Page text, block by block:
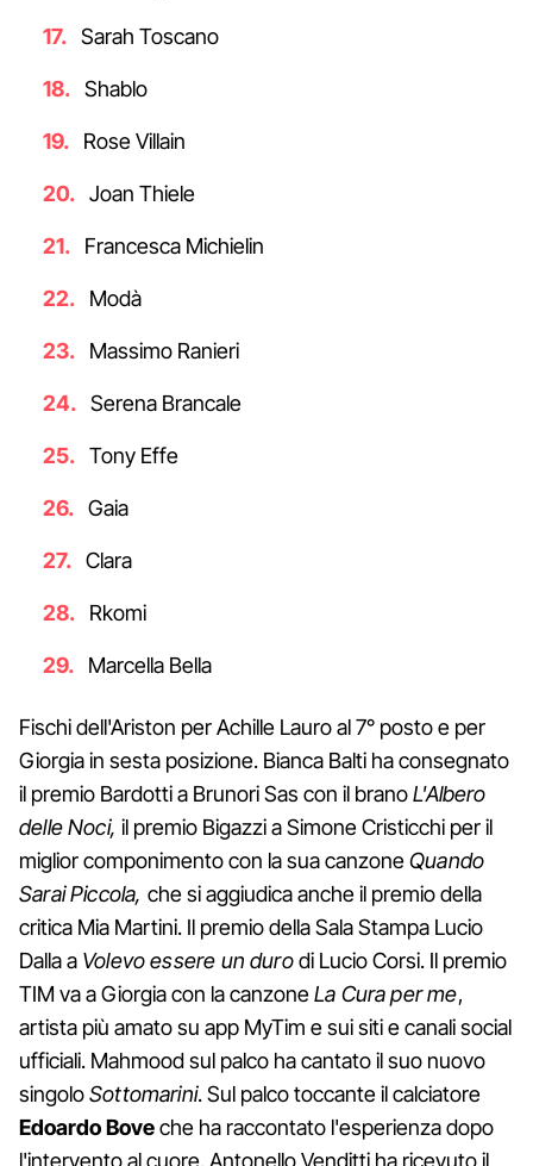
Sarah Toscano
Shablo
Rose Villain
Joan Thiele
Francesca Michielin
Modà
Massimo Ranieri
Serena Brancale
Tony Effe
Gaia
Clara
Rkomi
Marcella Bella
Fischi dell'Ariston per Achille Lauro al 7° posto e per
Giorgia in sesta posizione. Bianca Balti ha consegnato
il premio Bardotti a Brunori Sas con il branoL'Albero
delle Noci, il premio Bigazzi a Simone Cristicchi per il
miglior componimento con la sua canzoneQuando
Sarai Piccola, che si aggiudica anche il premio della
critica Mia Martini. Il premio della Sala Stampa Lucio
Dalla a Volevo essere un durodi Lucio Corsi. Il premio
TIM va a Giorgia con la canzoneLa Cura per me,
artista più amato su app MyTim e sui siti e canali social
ufficiali. Mahmood sul palco ha cantato il suo nuovo
singoloSottomarini. Sul palco toccante il calciatore
Edoardo Boveche ha raccontato l'esperienza dopo
l'intervento al cuore. Antonello Venditti ha ricevuto il